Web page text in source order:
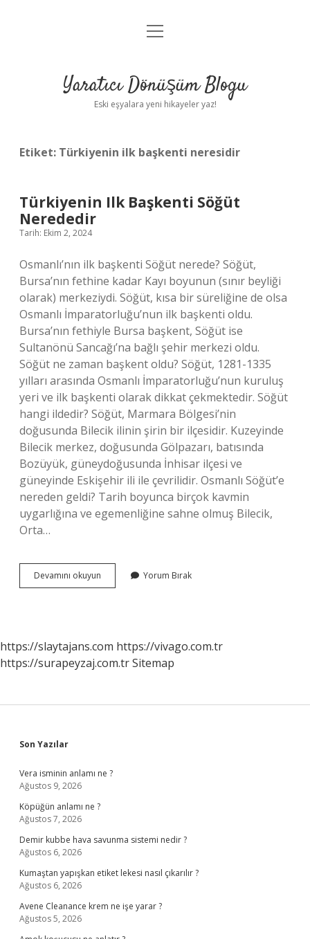
Anasayfa
Yasal Uyarı
menüyü
Yaratıcı Dönüşüm Blogu
Eski eşyalara yeni hikayeler yaz!
Etiket: Türkiyenin ilk başkenti neresidir
Türkiyenin Ilk Başkenti Söğüt
Nerededir
Tarih: Ekim 2, 2024
Osmanlı’nın ilk başkenti Söğüt nerede? Söğüt,
Bursa’nın fethine kadar Kayı boyunun (sınır beyliği
olarak) merkeziydi. Söğüt, kısa bir süreliğine de olsa
Osmanlı İmparatorluğu’nun ilk başkenti oldu.
Bursa’nın fethiyle Bursa başkent, Söğüt ise
Sultanönü Sancağı’na bağlı şehir merkezi oldu.
Söğüt ne zaman başkent oldu? Söğüt, 1281-1335
yılları arasında Osmanlı İmparatorluğu’nun kuruluş
yeri ve ilk başkenti olarak dikkat çekmektedir. Söğüt
hangi ildedir? Söğüt, Marmara Bölgesi’nin
doğusunda Bilecik ilinin şirin bir ilçesidir. Kuzeyinde
Bilecik merkez, doğusunda Gölpazarı, batısında
Bozüyük, güneydoğusunda İnhisar ilçesi ve
güneyinde Eskişehir ili ile çevrilidir. Osmanlı Söğüt’e
nereden geldi? Tarih boyunca birçok kavmin
uygarlığına ve egemenliğine sahne olmuş Bilecik,
Orta…
Devamını okuyun Türkiyenin
Ilk
Yorum Bırak
https://slaytajans.com https://vivago.com.tr
https://surapeyzaj.com.trSitemap
Sidebar
Son Yazılar
Vera isminin anlamı ne ?
Ağustos 9, 2026
Köpüğün anlamı ne ?
Ağustos 7, 2026
Demir kubbe hava savunma sistemi nedir ?
Ağustos 6, 2026
Kumaştan yapışkan etiket lekesi nasıl çıkarılır ?
Ağustos 6, 2026
Avene Cleanance krem ne işe yarar ?
Ağustos 5, 2026